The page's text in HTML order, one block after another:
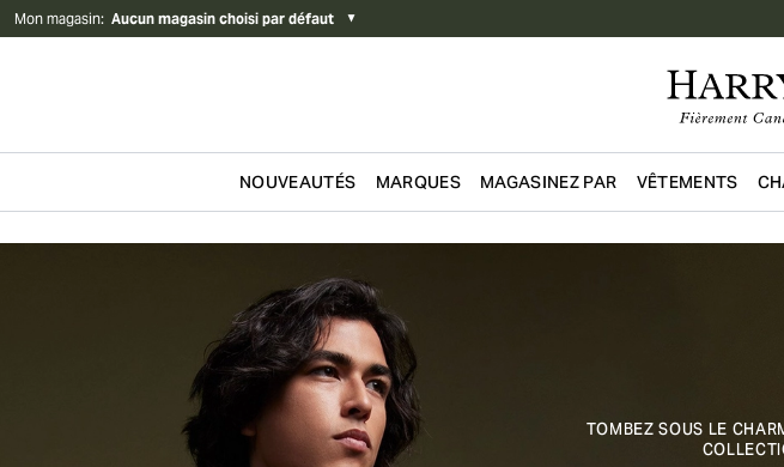
Mon magasin: Aucun magasin choisi par défaut ▼
NOUVEAUTÉS MARQUES MAGASINEZ PAR VÊTEMENTS
TOMBEZ SOUS LE